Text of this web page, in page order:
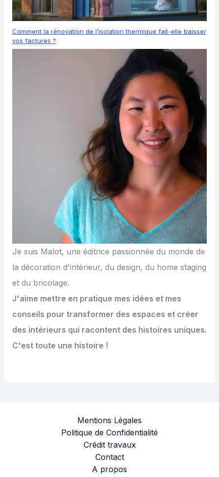
Comment la rénovation de l’isolation thermique fait-elle baisser
vos factures ?
Je suis Malot, une éditrice passionnée du monde de
la décoration d'intérieur, du design, du home staging
et du bricolage.
J'aime mettre en pratique mes idées et mes
conseils pour transformer des espaces et créer
des intérieurs qui racontent des histoires uniques.
C'est toute une histoire !
Mentions Légales
Politique de Confidentialité
Crédit travaux
Contact
A propos